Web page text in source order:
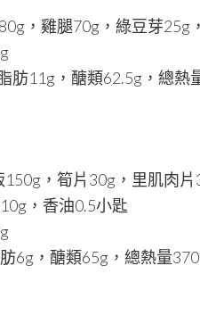
，雞腿70g，綠豆芽25g
肪11g，醣類62.5g，總熱
150g，筍片30g，里肌肉
，香油0.5小匙
6g，醣類65g，總熱量